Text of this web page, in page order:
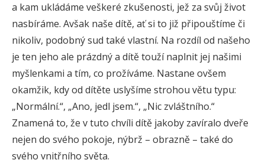
a kam ukládáme veškeré zkušenosti, jež za svůj život
nasbíráme. Avšak naše dítě, ať si to již připouštíme či
nikoliv, podobný sud také vlastní. Na rozdíl od našeho
je ten jeho ale prázdný a dítě touží naplnit jej našimi
myšlenkami a tím, co prožíváme. Nastane ovšem
okamžik, kdy od dítěte uslyšíme strohou větu typu:
„Normální.“, „Ano, jedl jsem.“, „Nic zvláštního.“
Znamená to, že v tuto chvíli dítě jakoby zavíralo dveře
nejen do svého pokoje, nýbrž – obrazně – také do
svého vnitřního světa.